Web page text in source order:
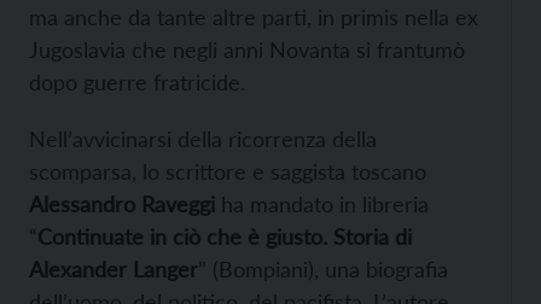
ma anche da tante altre parti, in primis nella ex
Jugoslavia che negli anni Novanta si frantumò
dopo guerre fratricide.
Nell’avvicinarsi della ricorrenza della
scomparsa, lo scrittore e saggista toscano
Alessandro Raveggi ha mandato in libreria
“Continuate in ciò che è giusto. Storia di
Alexander Langer” (Bompiani), una biografia